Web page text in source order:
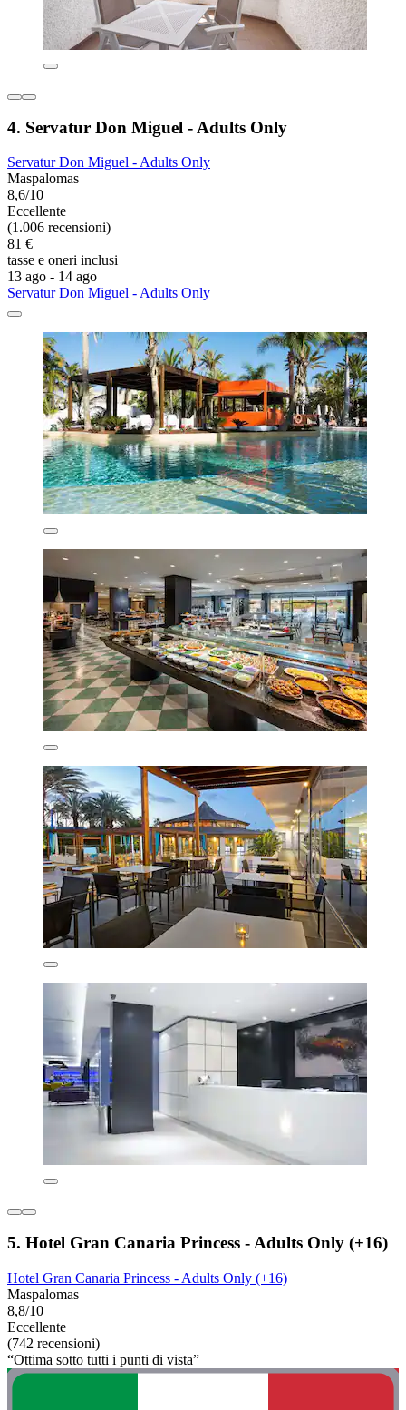
4. Servatur Don Miguel - Adults Only
Servatur Don Miguel - Adults Only
Maspalomas
8,6/10
Eccellente
(1.006 recensioni)
81 €
tasse e oneri inclusi
13 ago - 14 ago
Servatur Don Miguel - Adults Only
5. Hotel Gran Canaria Princess - Adults Only (+16)
Hotel Gran Canaria Princess - Adults Only (+16)
Maspalomas
8,8/10
Eccellente
(742 recensioni)
“Ottima sotto tutti i punti di vista”